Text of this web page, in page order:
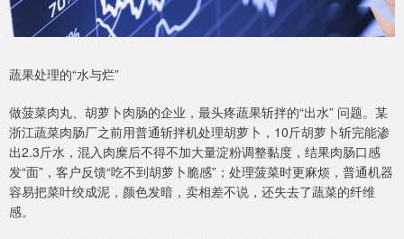
蔬果处理的“水与烂”
做菠菜肉丸、胡萝卜肉肠的企业，最头疼蔬果斩拌的“出水” 问题。某
浙江蔬菜肉肠厂之前用普通斩拌机处理胡萝卜，10斤胡萝卜斩完能渗
出2.3斤水，混入肉糜后不得不加大量淀粉调整黏度，结果肉肠口感
发“面”，客户反馈“吃不到胡萝卜脆感”；处理菠菜时更麻烦，普通机器
容易把菜叶绞成泥，颜色发暗，卖相差不说，还失去了蔬菜的纤维
感。